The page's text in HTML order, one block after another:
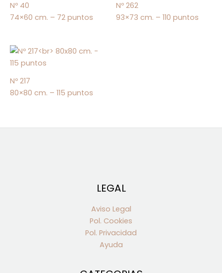
Nº 40
74×60 cm. – 72 puntos
Nº 262
93×73 cm. – 110 puntos
Nº 217
80×80 cm. – 115 puntos
LEGAL
Aviso Legal
Pol. Cookies
Pol. Privacidad
Ayuda